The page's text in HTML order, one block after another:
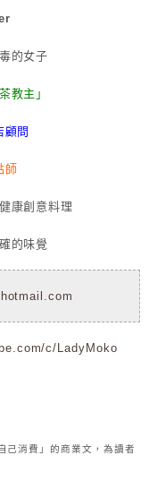
的女子
教主」
顧問
師
康創意料理
的味覺
c/LadyMoko
己消費」的商業文，為讀者